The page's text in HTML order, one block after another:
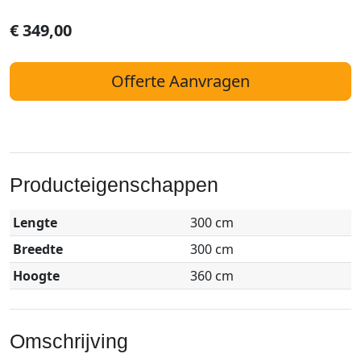
€349,00
Offerte Aanvragen
Producteigenschappen
Lengte
300 cm
Breedte
300 cm
Hoogte
360 cm
Omschrijving